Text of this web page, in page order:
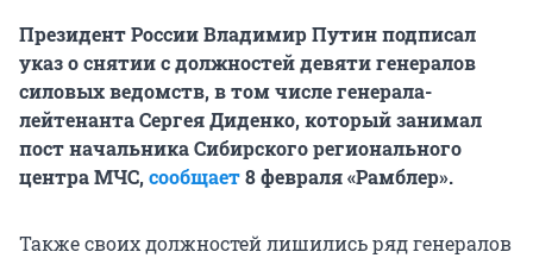
Президент России Владимир Путин подписал
указ о снятии с должностей девяти генералов
силовых ведомств, в том числе генерала-
лейтенанта Сергея Диденко, который занимал
пост начальника Сибирского регионального
центра МЧС,сообщает8 февраля «Рамблер».
Также своих должностей лишились ряд генералов